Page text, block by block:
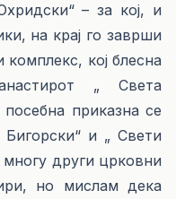
– за кој, и
на крај го заврши
кој блесна
„ Света
приказна се
и „ Свети
многу други црковни
но мислам дека